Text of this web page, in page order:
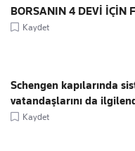
BORSANIN 4 DEVİ İÇİN
Kaydet
Schengen kapılarında
vatandaşlarını da
Kaydet